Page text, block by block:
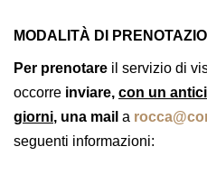
MODALITÀ DI
Per prenotare il servizio di
occorre inviare, con un
giorni, una mail a
seguenti informazioni: